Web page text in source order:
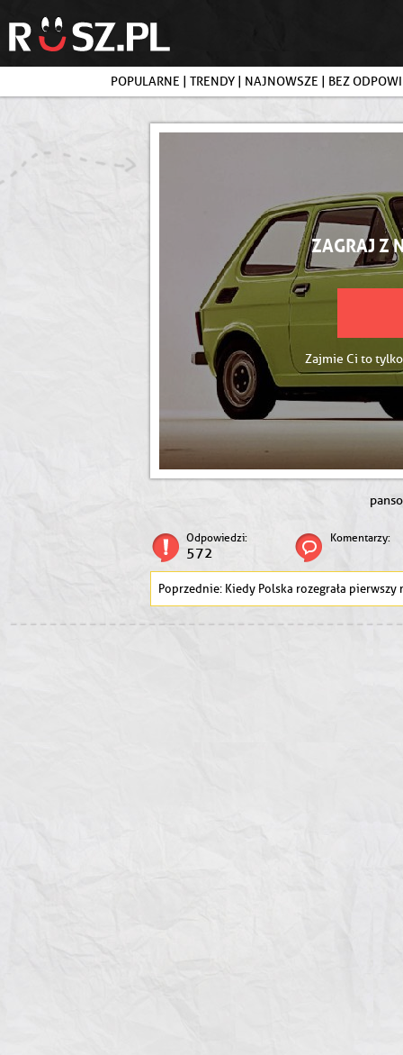
POPULARNE | TRENDY | NAJNOWSZE | BEZ
ZAGRAJ Z
Zajmie Ci to
Odpowiedzi:
572
Komentarzy:
Kiedy Polska rozegrała pierwszy mecz